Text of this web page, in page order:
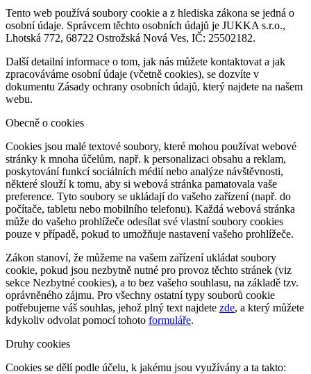
Tento web používá soubory cookie a z hlediska zákona se jedná o
osobní údaje. Správcem těchto osobních údajů je JUKKA s.r.o.,
Lhotská 772, 68722 Ostrožská Nová Ves, IČ: 25502182.
Další detailní informace o tom, jak nás můžete kontaktovat a jak
zpracováváme osobní údaje (včetně cookies), se dozvíte v
dokumentu Zásady ochrany osobních údajů, který najdete na našem
webu.
Obecně o cookies
Cookies jsou malé textové soubory, které mohou používat webové
stránky k mnoha účelům, např. k personalizaci obsahu a reklam,
poskytování funkcí sociálních médií nebo analýze návštěvnosti,
některé slouží k tomu, aby si webová stránka pamatovala vaše
preference. Tyto soubory se ukládají do vašeho zařízení (např. do
počítače, tabletu nebo mobilního telefonu). Každá webová stránka
může do vašeho prohlížeče odesílat své vlastní soubory cookies
pouze v případě, pokud to umožňuje nastavení vašeho prohlížeče.
Zákon stanoví, že můžeme na vašem zařízení ukládat soubory
cookie, pokud jsou nezbytně nutné pro provoz těchto stránek (viz
sekce Nezbytné cookies), a to bez vašeho souhlasu, na základě tzv.
oprávněného zájmu. Pro všechny ostatní typy souborů cookie
potřebujeme váš souhlas, jehož plný text najdete zde, a který můžete
kdykoliv odvolat pomocí tohoto formuláře.
Druhy cookies
Cookies se dělí podle účelu, k jakému jsou využívány a ta takto: